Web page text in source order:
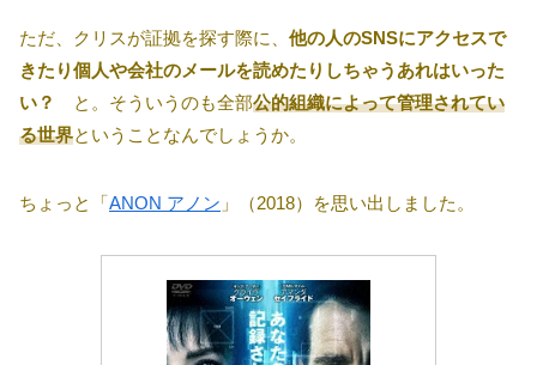
ただ、クリスが証拠を探す際に、 他の人のSNSにアクセスで
きたり個人や会社のメールを読めたりしちゃうあれはいった
い？
と。そういうのも全部公的組織によって管理されてい
る世界ということなんでしょうか。
ちょっと「ANON アノン 」（2018）を思い出しました。